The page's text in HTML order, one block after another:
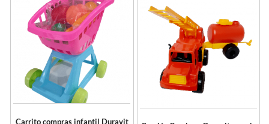
Carrito compras infantil Duravit